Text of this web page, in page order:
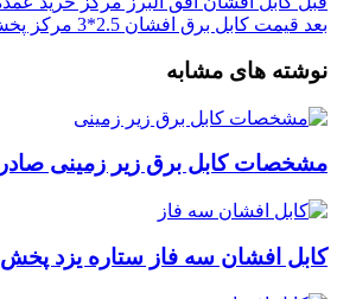
بعد قیمت کابل برق افشان 2.5*3 مرکز پخش عمده
نوشته های مشابه
مشخصات کابل برق زیر زمینی
کابل افشان سه فاز ستاره یزد